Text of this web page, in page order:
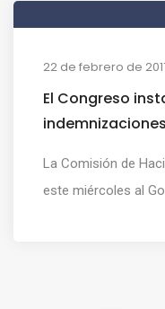
22 de febrero de
El Congreso
La Comisión de
este miércoles al